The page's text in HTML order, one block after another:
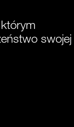
swojej